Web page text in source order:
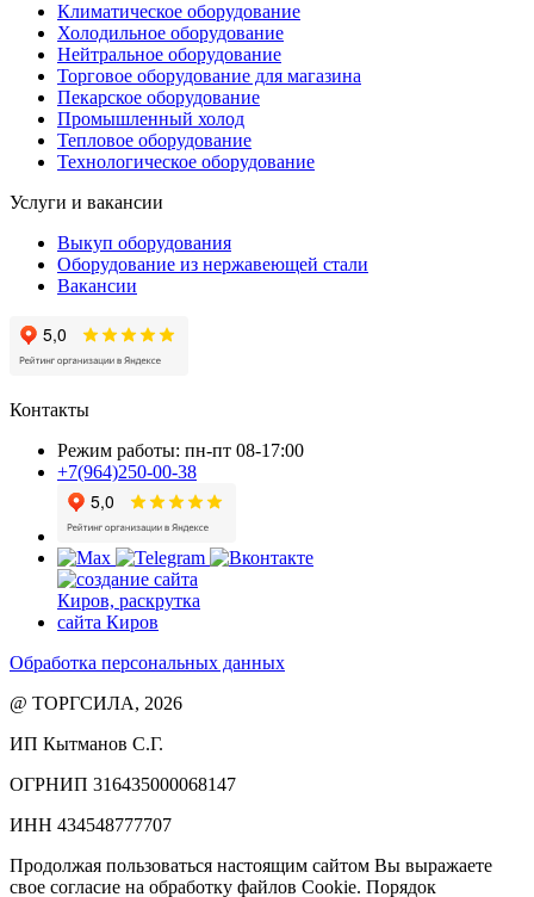
Климатическое оборудование
Холодильное оборудование
Нейтральное оборудование
Торговое оборудование для магазина
Пекарское оборудование
Промышленный холод
Тепловое оборудование
Технологическое оборудование
Услуги и вакансии
Выкуп оборудования
Оборудование из нержавеющей стали
Вакансии
Контакты
Режим работы: пн-пт 08-17:00
+7(964)250-00-38
Обработка персональных данных
@ ТОРГСИЛА, 2026
ИП Кытманов С.Г.
ОГРНИП 316435000068147
ИНН 434548777707
Продолжая пользоваться настоящим сайтом Вы выражаете
свое согласие на обработку файлов Cookie. Порядок